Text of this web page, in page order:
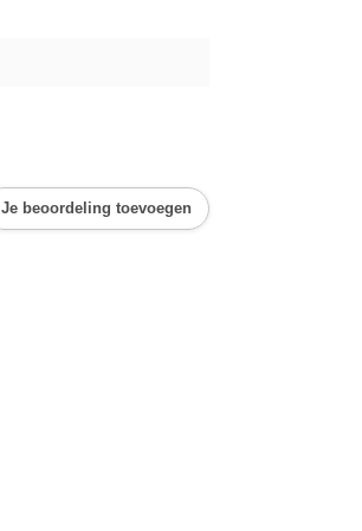
Je beoordeling toevoegen